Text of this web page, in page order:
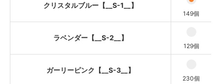
クリスタルブルー【__S-1__】
149個
ラベンダー【__S-2__】
129個
ガーリーピンク【__S-3__】
230個